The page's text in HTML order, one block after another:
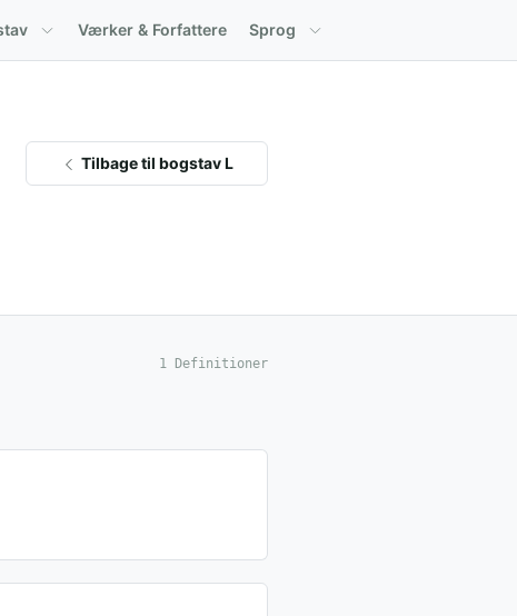
Værker & Forfattere Sprog
Tilbage til bogstav L
1 Definitioner